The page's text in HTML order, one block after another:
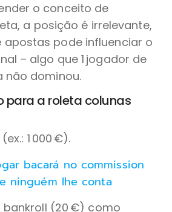
o conceito de
a posição é irrelevante,
apostas pode influenciar o
– algo que 1 jogador de
não dominou.
para a roleta colunas
1 000 €).
bacará no commission
ninguém lhe conta
bankroll (20 €) como